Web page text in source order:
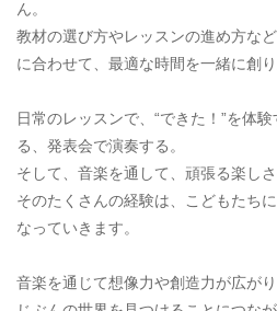
ん。
教材の選び方やレッスンの進め方な
に合わせて、最適な時間を一緒に創り
日常のレッスンで、“できた！”を体
る、発表会で演奏する。
そして、音楽を通して、頑張る楽し
そのたくさんの経験は、こどもたち
なっていきます。
音楽を通じて想像力や創造力が広が